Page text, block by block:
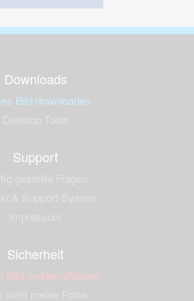
Downloads
Bild downloaden
Support
Sicherheit
Bild melden (Abuse)